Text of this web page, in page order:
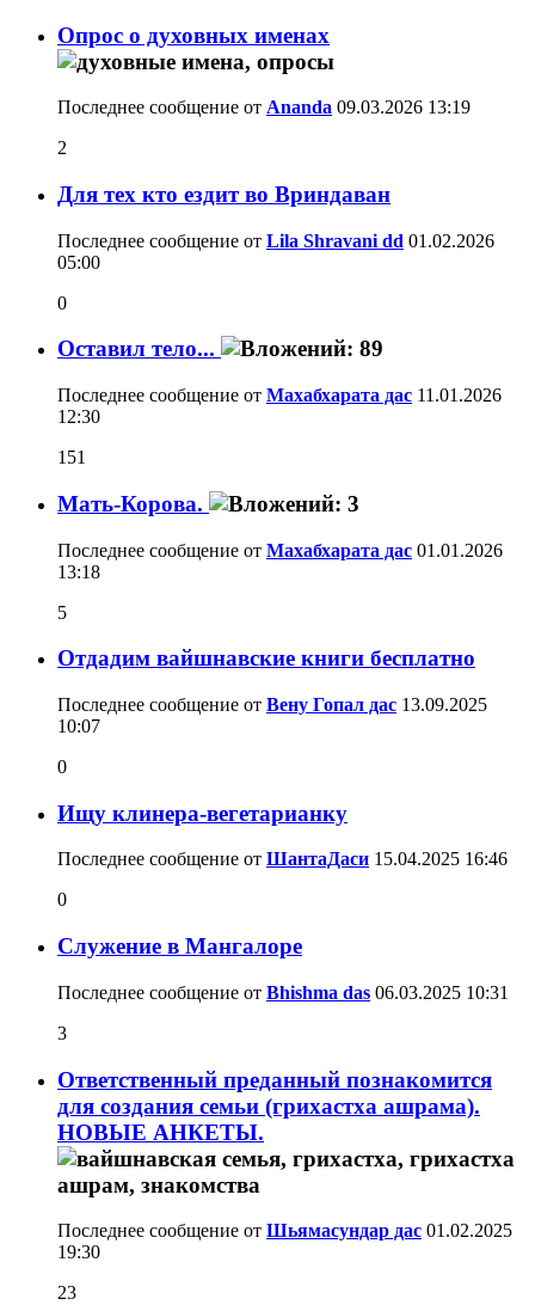
Опрос о духовных именах
Последнее сообщение от Ananda 09.03.2026 13:19
2
Для тех кто ездит во Вриндаван
Последнее сообщение от Lila Shravani dd 01.02.2026
05:00
0
Оставил тело...
Последнее сообщение от Махабхарата дас 11.01.2026
12:30
151
Мать-Корова.
Последнее сообщение от Махабхарата дас 01.01.2026
13:18
5
Отдадим вайшнавские книги бесплатно
Последнее сообщение от Вену Гопал дас 13.09.2025
10:07
0
Ищу клинера-вегетарианку
Последнее сообщение от ШантаДаси 15.04.2025 16:46
0
Служение в Мангалоре
Последнее сообщение от Bhishma das 06.03.2025 10:31
3
Ответственный преданный познакомится
для создания семьи (грихастха ашрама).
НОВЫЕ АНКЕТЫ.
Последнее сообщение от Шьямасундар дас 01.02.2025
19:30
23